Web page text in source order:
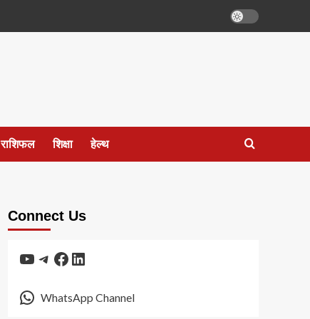
राशिफल शिक्षा हेल्थ
Connect Us
YouTube
Telegram
Facebook
LinkedIn
WhatsApp Channel